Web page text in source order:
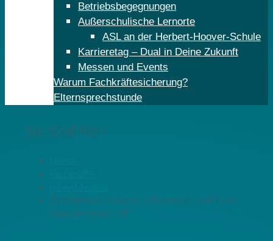
Betriebsbegegnungen
Außerschulische Lernorte
ASL an der Herbert-Hoover-Schule
Karrieretag – Dual in Deine Zukunft
Messen und Events
Warum Fachkräftesicherung?
Elternsprechstunde
Sie sind hier:
Schnittstelle zwischen Baustelle und Büro:
Videodreh bei LAT